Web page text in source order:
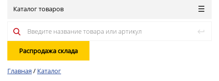
Каталог товаров
Распродажа склада
Главная / Каталог